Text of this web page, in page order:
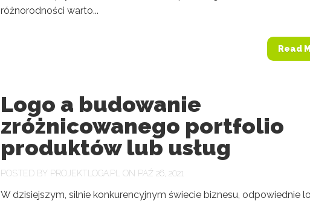
różnorodności warto...
Read
Logo a budowanie
zróżnicowanego portfolio
produktów lub usług
POSTED BY PROJEKTLOGA.PL ON PAŹ 26, 2021
W dzisiejszym, silnie konkurencyjnym świecie biznesu, odpowiednie